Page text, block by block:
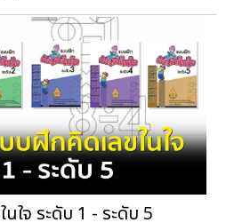
ใจ ระดับ 1 - ระดับ 5